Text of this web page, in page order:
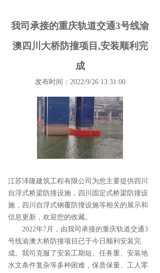
我司承接的重庆轨道交通3号线渝
澳四川大桥防撞项目,安装顺利完
成
发布时间：2022/9/26 13:31:00
江苏泽隆建筑工程有限公司为您主要提供四川
自浮式桥梁防撞设施 ，四川固定式桥梁防撞设
施，四川自浮式钢覆防撞设施等相关的展示和
信息更新，欢迎您的收藏。
2022年7月，由我司承接的重庆轨道交通3
号线渝澳大桥防撞项目已于今日顺利安装完
成。我司克服了安装工期短、任务重、安装地
水文条件复杂等多种困难，保质保量、工人零